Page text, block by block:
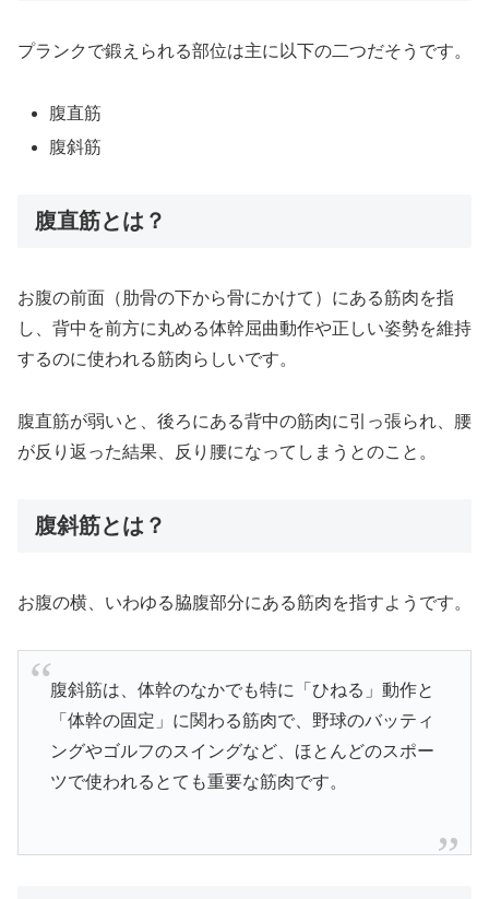
プランクで鍛えられる部位は主に以下の二つだそうです。
腹直筋
腹斜筋
腹直筋とは？
お腹の前面（肋骨の下から骨にかけて）にある筋肉を指
し、背中を前方に丸める体幹屈曲動作や正しい姿勢を維持
するのに使われる筋肉らしいです。
腹直筋が弱いと、後ろにある背中の筋肉に引っ張られ、腰
が反り返った結果、反り腰になってしまうとのこと。
腹斜筋とは？
お腹の横、いわゆる脇腹部分にある筋肉を指すようです。
腹斜筋は、体幹のなかでも特に「ひねる」動作と
「体幹の固定」に関わる筋肉で、野球のバッティ
ングやゴルフのスイングなど、ほとんどのスポー
ツで使われるとても重要な筋肉です。